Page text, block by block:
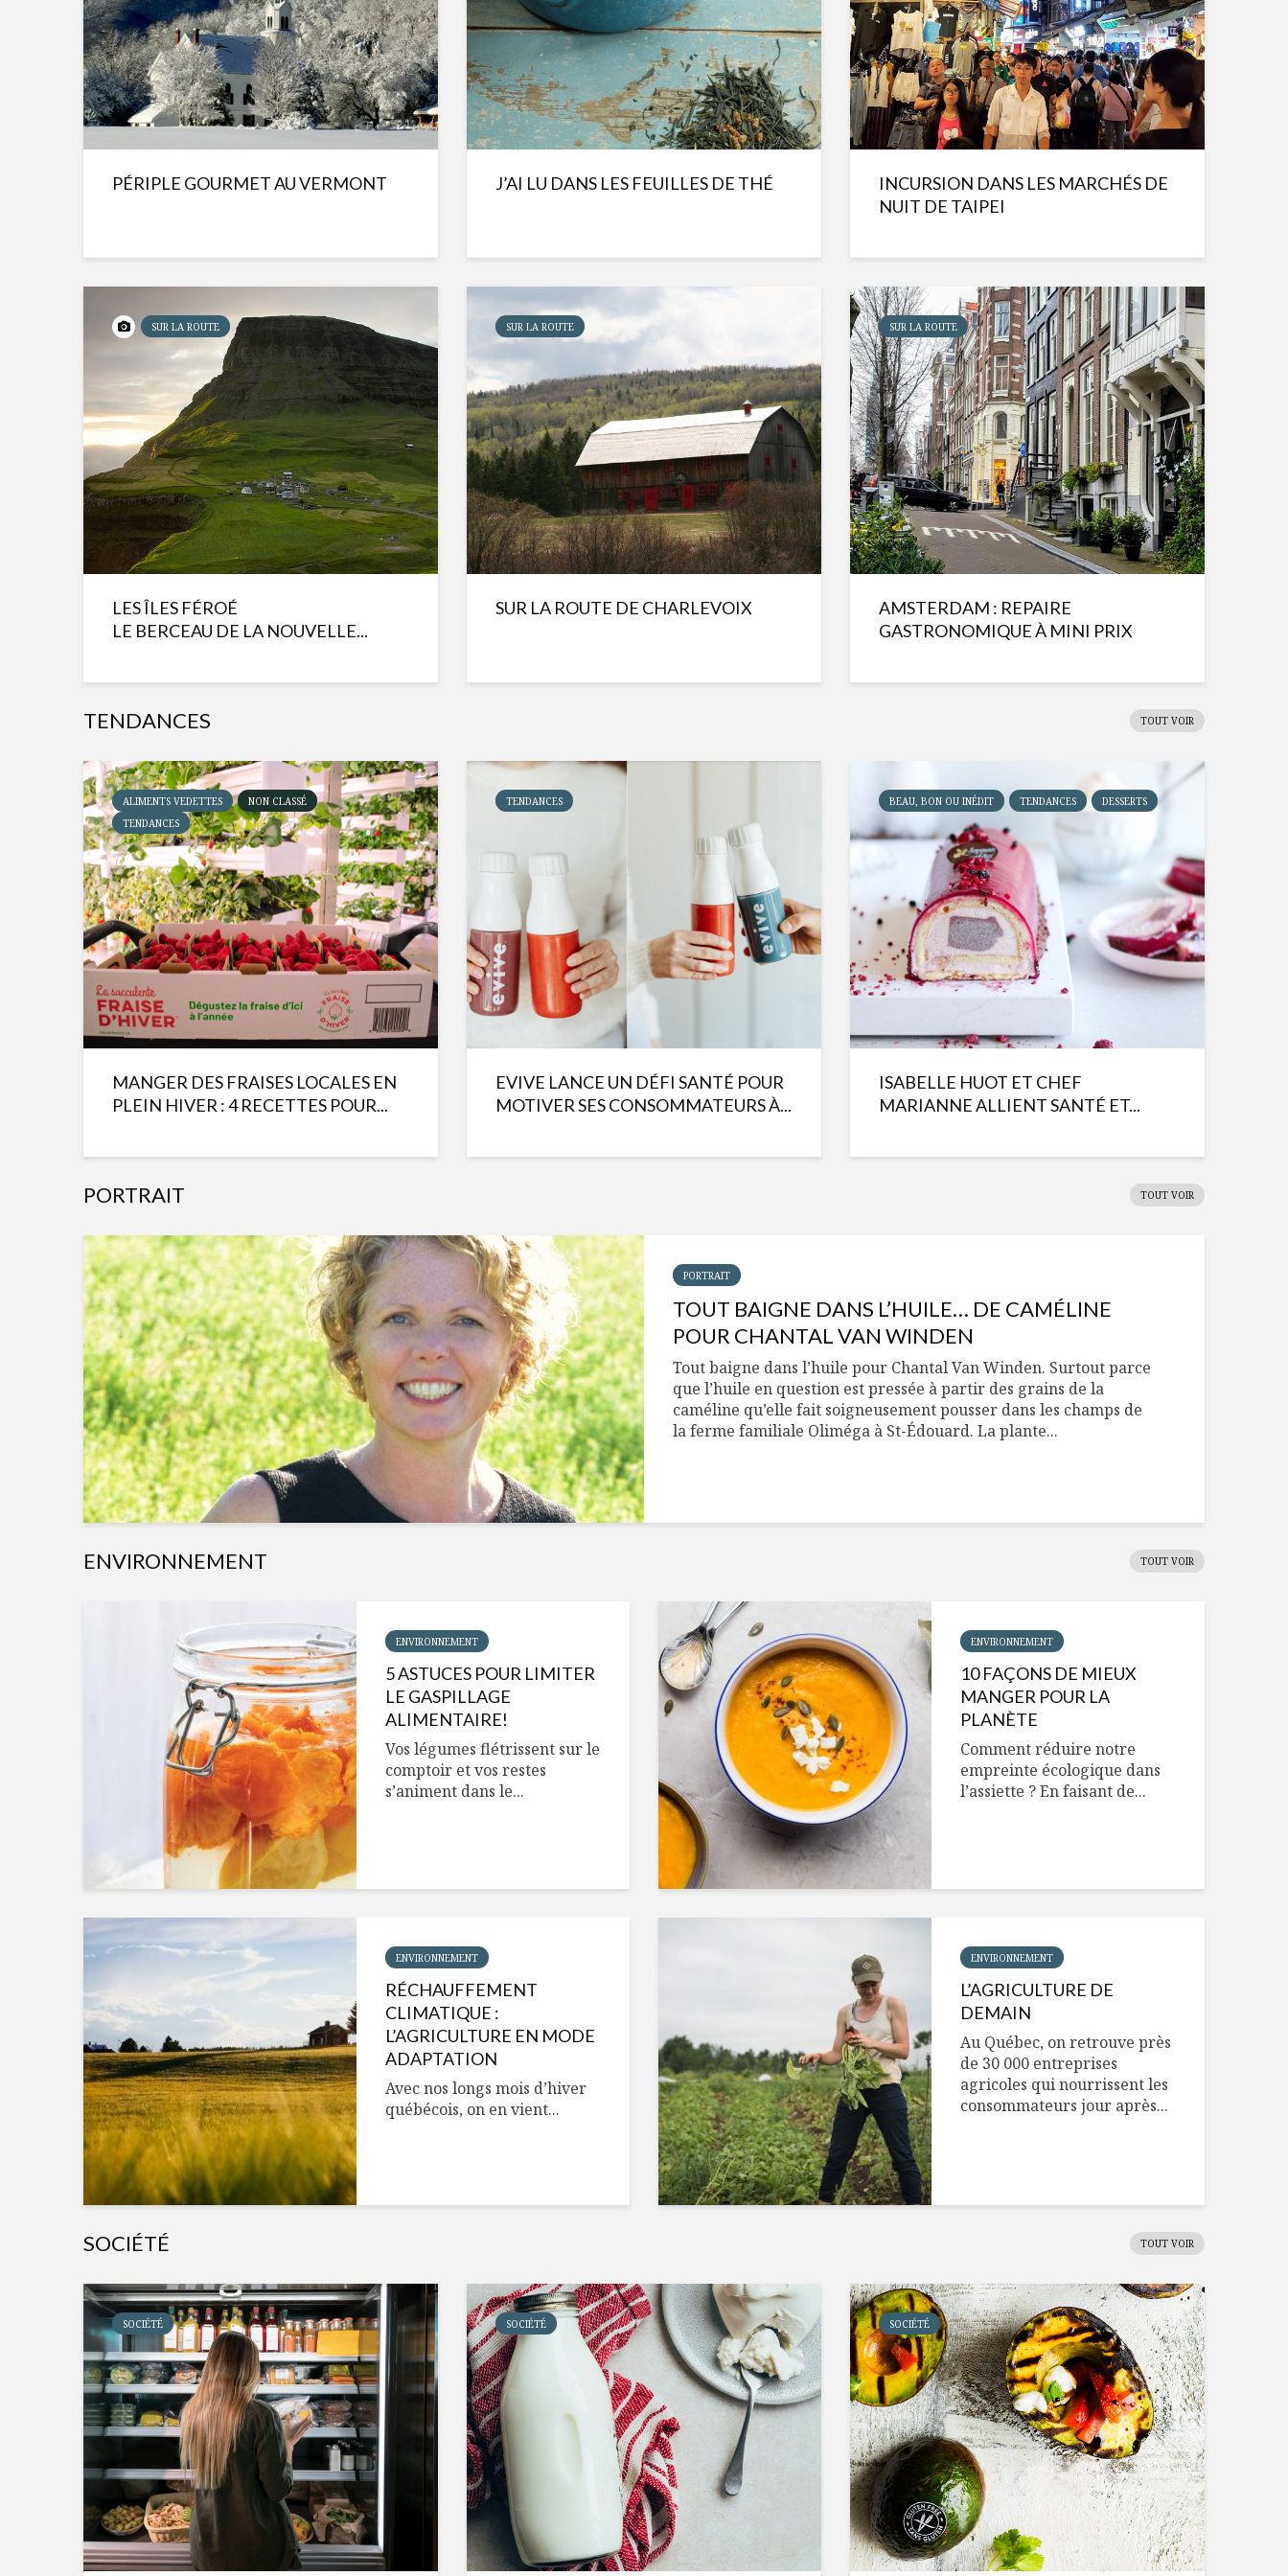
PÉRIPLE GOURMET AU VERMONT J’AI LU DANS LES FEUILLES DE THÉ
INCURSION DANS LES MARCHÉS DE
NUIT DE TAIPEI
SUR LA ROUTE
LES ÎLES FÉROÉ
LE BERCEAU DE LA NOUVELLE...
SUR LA ROUTE
SUR LA ROUTE DE CHARLEVOIX
SUR LA ROUTE
AMSTERDAM : REPAIRE
GASTRONOMIQUE À MINI PRIX
TENDANCES TOUT VOIR
ALIMENTS VEDETTES
NON CLASSÉ
TENDANCES
MANGER DES FRAISES LOCALES EN
PLEIN HIVER : 4 RECETTES POUR...
TENDANCES
EVIVE LANCE UN DÉFI SANTÉ POUR
MOTIVER SES CONSOMMATEURS À...
BEAU, BON OU INÉDIT TENDANCES DESSERTS
ISABELLE HUOT ET CHEF
MARIANNE ALLIENT SANTÉ ET...
PORTRAIT TOUT VOIR
PORTRAIT
TOUT BAIGNE DANS L’HUILE… DE CAMÉLINE
POUR CHANTAL VAN WINDEN
Tout baigne dans l’huile pour Chantal Van Winden. Surtout parce
que l’huile en question est pressée à partir des grains de la
caméline qu’elle fait soigneusement pousser dans les champs de
la ferme familiale Oliméga à St-Édouard. La plante...
ENVIRONNEMENT TOUT VOIR
ENVIRONNEMENT
5 ASTUCES POUR LIMITER
LE GASPILLAGE
ALIMENTAIRE!
Vos légumes flétrissent sur le
comptoir et vos restes
s’animent dans le...
ENVIRONNEMENT
10 FAÇONS DE MIEUX
MANGER POUR LA
PLANÈTE
Comment réduire notre
empreinte écologique dans
l’assiette ? En faisant de...
ENVIRONNEMENT
RÉCHAUFFEMENT
CLIMATIQUE :
L’AGRICULTURE EN MODE
ADAPTATION
Avec nos longs mois d’hiver
québécois, on en vient...
ENVIRONNEMENT
L’AGRICULTURE DE
DEMAIN
Au Québec, on retrouve près
de 30 000 entreprises
agricoles qui nourrissent les
consommateurs jour après...
SOCIÉTÉ TOUT VOIR
SOCIÉTÉ SOCIÉTÉ SOCIÉTÉ